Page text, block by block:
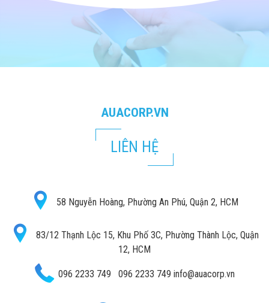
AUACORP.VN
LIÊN HỆ
58 Nguyễn Hoàng, Phường An Phú, Quận 2, HCM
83/12 Thạnh Lộc 15, Khu Phố 3C, Phường Thành Lộc, Quận
12, HCM
096 2233 749 096 2233 749 info@auacorp.vn